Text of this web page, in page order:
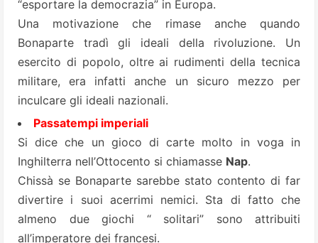
“esportare la democrazia” in Europa.
Una motivazione che rimase anche quando
Bonaparte tradì gli ideali della rivoluzione. Un
esercito di popolo, oltre ai rudimenti della tecnica
militare, era infatti anche un sicuro mezzo per
inculcare gli ideali nazionali.
Passatempi imperiali
Si dice che un gioco di carte molto in voga in
Inghilterra nell’Ottocento si chiamasse Nap.
Chissà se Bonaparte sarebbe stato contento di far
divertire i suoi acerrimi nemici. Sta di fatto che
almeno due giochi “ solitari” sono attribuiti
all’imperatore dei francesi.